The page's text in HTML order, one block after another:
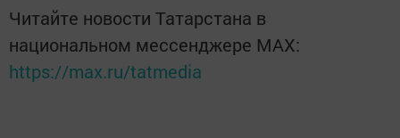
Читайте новости Татарстана в
национальном мессенджере MАХ:
https://max.ru/tatmedia